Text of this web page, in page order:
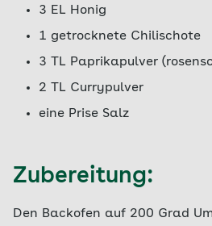
3 EL Honig
1 getrocknete Chilischote
3 TL Paprikapulver
2 TL Currypulver
eine Prise Salz
Zubereitung:
Den Backofen auf 200 Grad